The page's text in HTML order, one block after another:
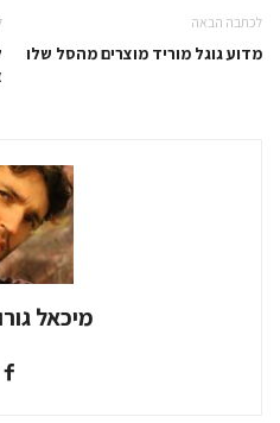
לכתבה הבאה
מדוע גוגל מוריד מוצרים מהסל שלו
מיכאל